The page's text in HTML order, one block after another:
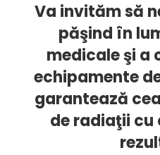
Va invităm să
păşind în
medicale şi a
echipamente
garantează
de radiaţii cu